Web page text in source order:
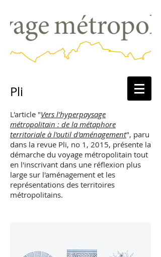
Pli
L'article "Vers l’hyperpaysage
métropolitain : de la métaphore
territoriale à l'outil d'aménagement", paru
dans la revue Pli, no 1, 2015, présente la
démarche du voyage métropolitain tout
en l'inscrivant dans une réflexion plus
large sur l'aménagement et les
représentations des territoires
métropolitains.